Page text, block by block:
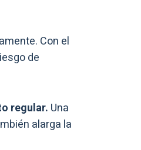
Con el
de
regular. Una
alarga la